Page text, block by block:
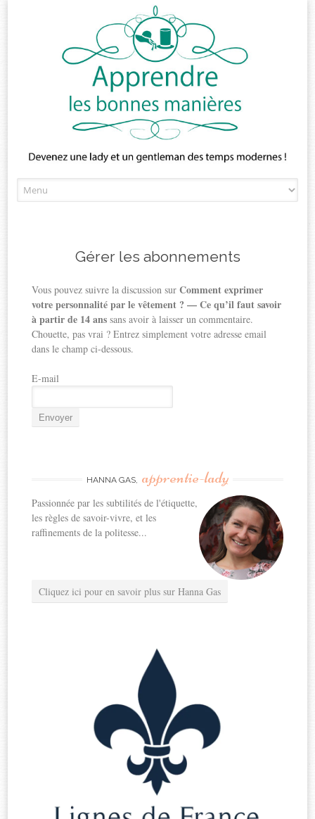
to
Gérer les abonnements
Vous pouvez suivre la discussion surComment exprimer
votre personnalité par le vêtement ? — Ce qu’il faut savoir
à partir de 14 ans sans avoir à laisser un commentaire.
Chouette, pas vrai ? Entrez simplement votre adresse email
dans le champ ci-dessous.
E-mail
HANNA GAS, apprentie-lady
Passionnée par les subtilités de l'étiquette,
les règles de savoir-vivre, et les
raffinements de la politesse...
Cliquez ici pour en savoir plus sur Hanna Gas